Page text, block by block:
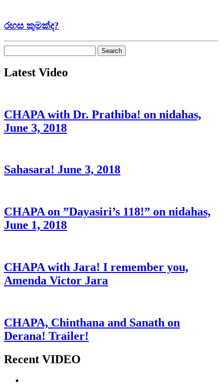
රහස කුමක්ද?
for:
Latest Video
CHAPA with Dr. Prathiba! on nidahas,
June 3, 2018
Sahasara! June 3, 2018
CHAPA on ”Dayasiri’s 118!” on nidahas,
June 1, 2018
CHAPA with Jara! I remember you,
Amenda Victor Jara
CHAPA, Chinthana and Sanath on
Derana! Trailer!
Recent VIDEO